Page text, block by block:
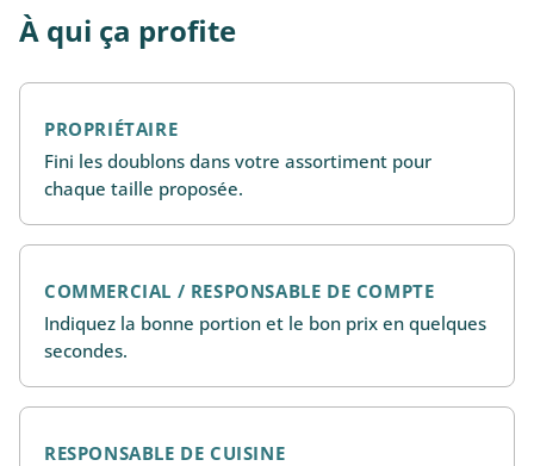
À qui ça profite
PROPRIÉTAIRE
Fini les doublons dans votre assortiment pour
chaque taille proposée.
COMMERCIAL / RESPONSABLE DE COMPTE
Indiquez la bonne portion et le bon prix en quelques
secondes.
RESPONSABLE DE CUISINE